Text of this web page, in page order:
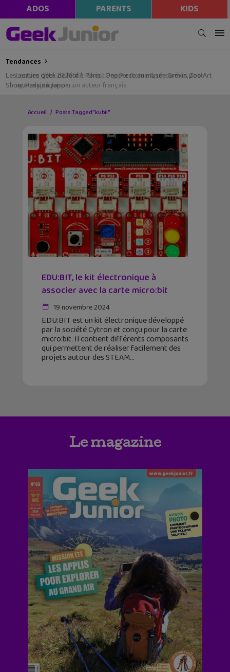
ADOS PARENTS KIDS
Tendances
Les sorties geek de l’été à Paris : One Piece au musée Grévin, Zoo Art
Show, Passion Japon…
Accueil Posts Tagged "kubii"
EDU:BIT, le kit électronique à
associer avec la carte micro:bit
19 novembre 2024
EDU:BIT est un kit électronique développé
par la société Cytron et conçu pour la carte
micro:bit. Il contient différents composants
qui permettent de réaliser facilement des
projets autour des STEAM
Le magazine